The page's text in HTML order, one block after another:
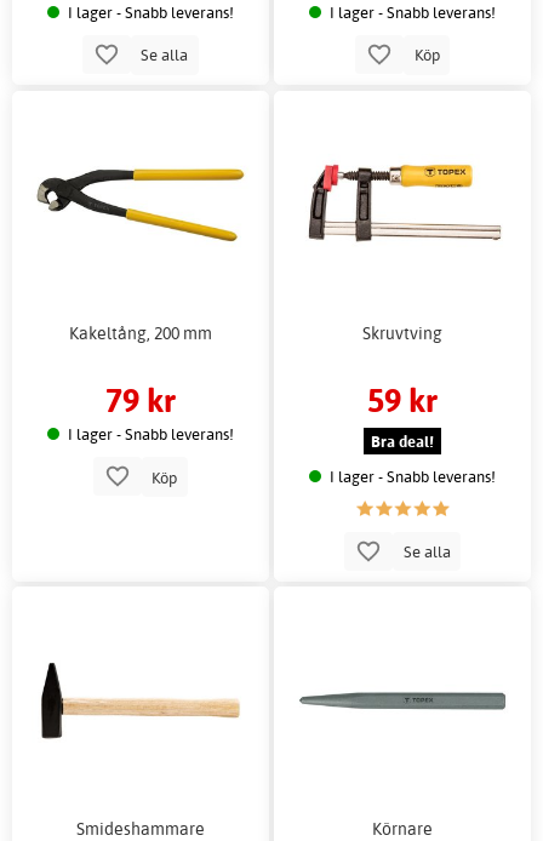
I lager - Snabb leverans!
Se alla
I lager - Snabb leverans!
Köp
Kakeltång, 200 mm
79 kr
I lager - Snabb leverans!
Köp
Skruvtving
59 kr
Bra deal!
I lager - Snabb leverans!
Se alla
Smideshammare Körnare